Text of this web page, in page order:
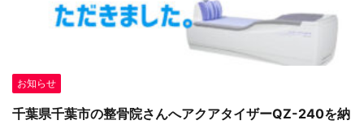
お知らせ
千葉県千葉市の整骨院さんへアクアタイザーQZ-240を納